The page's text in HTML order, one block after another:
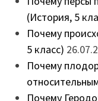
(История, 5
Почему
5 класс)
Почему
Почему